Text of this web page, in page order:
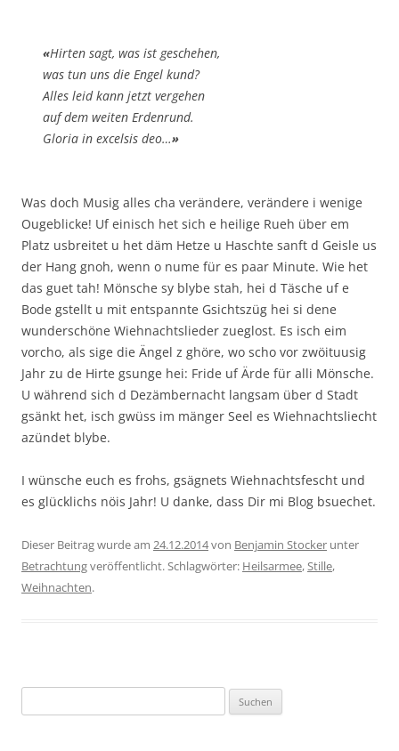
«Hirten sagt, was ist geschehen,
was tun uns die Engel kund?
Alles leid kann jetzt vergehen
auf dem weiten Erdenrund.
Gloria in excelsis deo…»
Was doch Musig alles cha verändere, verändere i wenige
Ougeblicke! Uf einisch het sich e heilige Rueh über em
Platz usbreitet u het däm Hetze u Haschte sanft d Geisle us
der Hang gnoh, wenn o nume für es paar Minute. Wie het
das guet tah! Mönsche sy blybe stah, hei d Täsche uf e
Bode gstellt u mit entspannte Gsichtszüg hei si dene
wunderschöne Wiehnachtslieder zueglost. Es isch eim
vorcho, als sige die Ängel z ghöre, wo scho vor zwöituusig
Jahr zu de Hirte gsunge hei: Fride uf Ärde für alli Mönsche.
U während sich d Dezämbernacht langsam über d Stadt
gsänkt het, isch gwüss im mänger Seel es Wiehnachtsliecht
azündet blybe.
I wünsche euch es frohs, gsägnets Wiehnachtsfescht und
es glücklichs nöis Jahr! U danke, dass Dir mi Blog bsuechet.
Dieser Beitrag wurde am 24.12.2014von Benjamin Stocker unter
Betrachtungveröffentlicht. Schlagwörter: Heilsarmee,Stille,
Weihnachten.
nach: